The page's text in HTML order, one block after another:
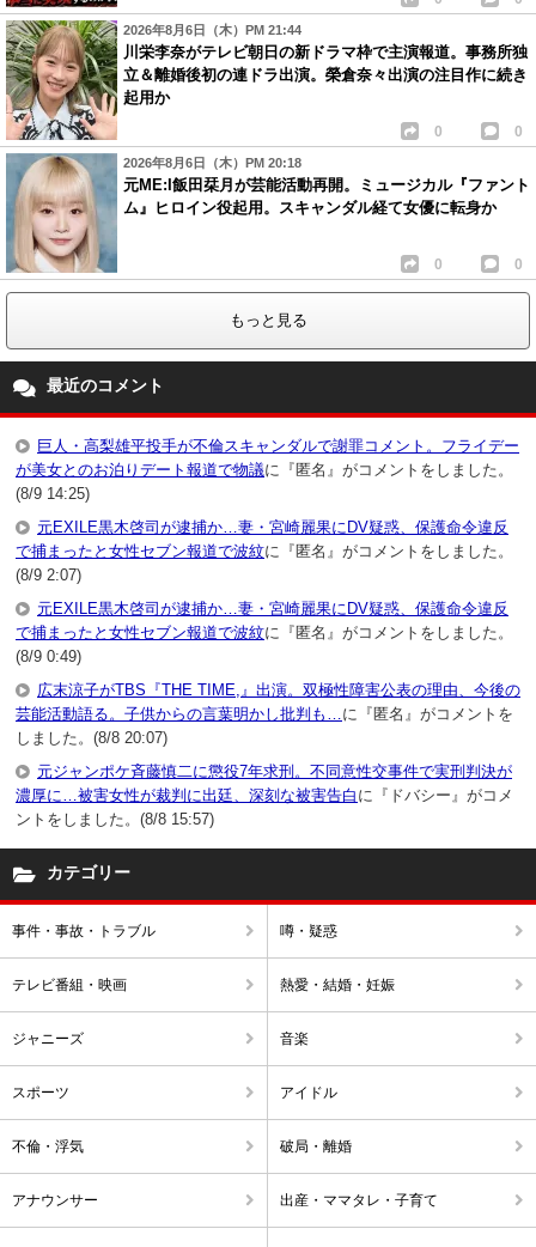
2026年8月6日（木）PM 21:44
川栄李奈がテレビ朝日の新ドラマ枠で主演報道。事務所独
立＆離婚後初の連ドラ出演。榮倉奈々出演の注目作に続き
起用か
0 0
2026年8月6日（木）PM 20:18
元ME:I飯田栞月が芸能活動再開。ミュージカル『ファント
ム』ヒロイン役起用。スキャンダル経て女優に転身か
0 0
もっと見る
最近のコメント
巨人・高梨雄平投手が不倫スキャンダルで謝罪コメント。フライデー
が美女とのお泊りデート報道で物議に『匿名』がコメントをしました。
(8/9 14:25)
元EXILE黒木啓司が逮捕か…妻・宮崎麗果にDV疑惑、保護命令違反
で捕まったと女性セブン報道で波紋に『匿名』がコメントをしました。
(8/9 2:07)
元EXILE黒木啓司が逮捕か…妻・宮崎麗果にDV疑惑、保護命令違反
で捕まったと女性セブン報道で波紋に『匿名』がコメントをしました。
(8/9 0:49)
広末涼子がTBS『THE TIME,』出演。双極性障害公表の理由、今後の
芸能活動語る。子供からの言葉明かし批判も… に『匿名』がコメントを
しました。(8/8 20:07)
元ジャンポケ斉藤慎二に懲役7年求刑。不同意性交事件で実刑判決が
濃厚に…被害女性が裁判に出廷、深刻な被害告白 に『ドバシー』がコメ
ントをしました。(8/8 15:57)
カテゴリー
事件・事故・トラブル 噂・疑惑
テレビ番組・映画 熱愛・結婚・妊娠
ジャニーズ 音楽
スポーツ アイドル
不倫・浮気 破局・離婚
アナウンサー 出産・ママタレ・子育て